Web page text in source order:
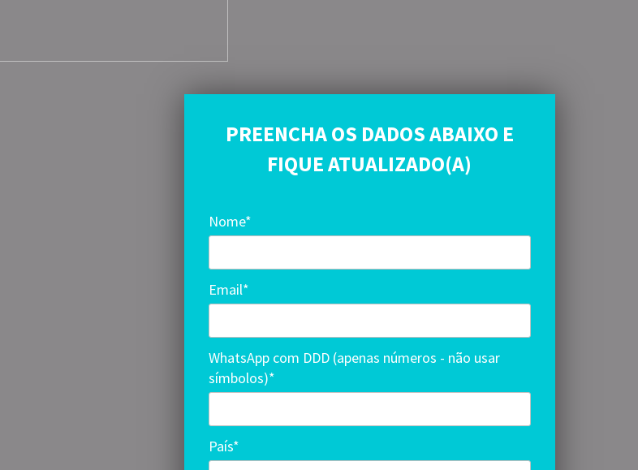
PREENCHA OS DADOS ABAIXO E
FIQUE ATUALIZADO(A)
Nome*
Email*
WhatsApp com DDD (apenas números - não usar
símbolos)*
País*